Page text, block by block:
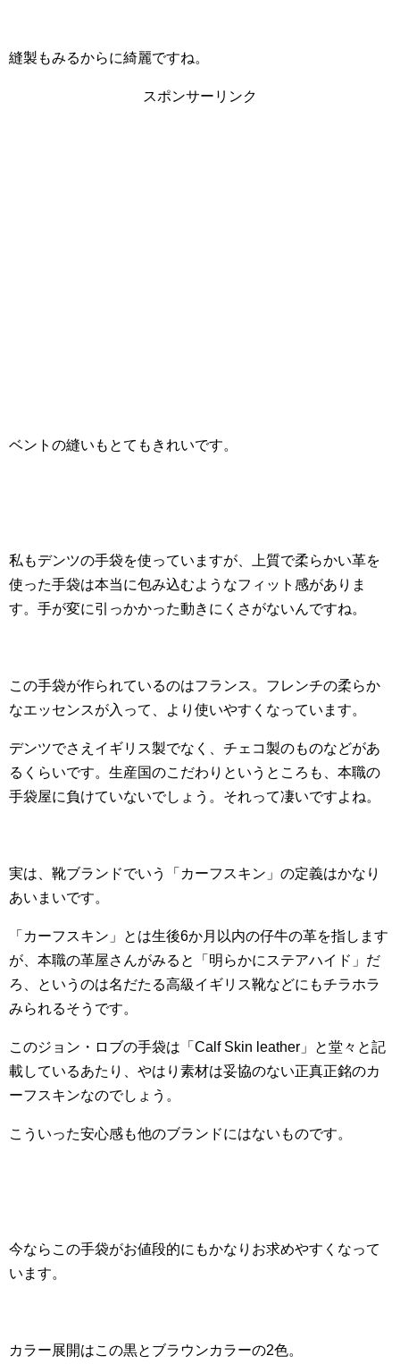
縫製もみるからに綺麗ですね。
スポンサーリンク
ベントの縫いもとてもきれいです。
私もデンツの手袋を使っていますが、上質で柔らかい革を
使った手袋は本当に包み込むようなフィット感がありま
す。手が変に引っかかった動きにくさがないんですね。
この手袋が作られているのはフランス。フレンチの柔らか
なエッセンスが入って、より使いやすくなっています。
デンツでさえイギリス製でなく、チェコ製のものなどがあ
るくらいです。生産国のこだわりというところも、本職の
手袋屋に負けていないでしょう。それって凄いですよね。
実は、靴ブランドでいう「カーフスキン」の定義はかなり
あいまいです。
「カーフスキン」とは生後6か月以内の仔牛の革を指します
が、本職の革屋さんがみると「明らかにステアハイド」だ
ろ、というのは名だたる高級イギリス靴などにもチラホラ
みられるそうです。
このジョン・ロブの手袋は「Calf Skin leather」と堂々と記
載しているあたり、やはり素材は妥協のない正真正銘のカ
ーフスキンなのでしょう。
こういった安心感も他のブランドにはないものです。
今ならこの手袋がお値段的にもかなりお求めやすくなって
います。
カラー展開はこの黒とブラウンカラーの2色。